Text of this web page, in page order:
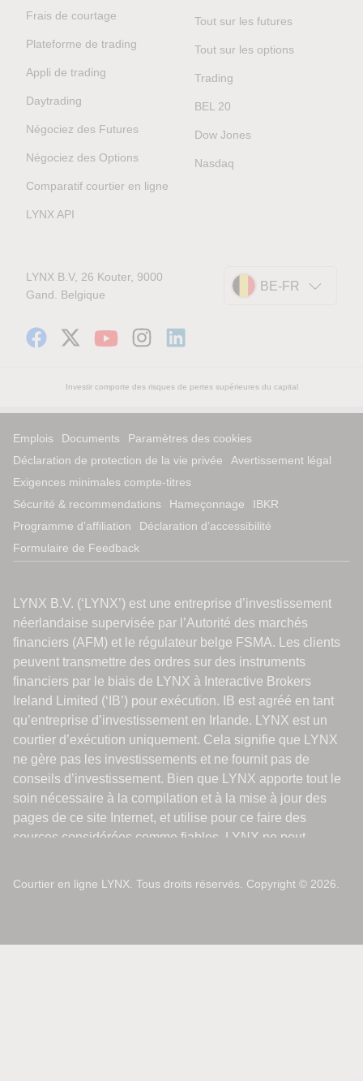
Frais de courtage
Plateforme de trading
Appli de trading
Daytrading
Négociez des Futures
Négociez des Options
Comparatif courtier en ligne
LYNX API
Tout sur les futures
Tout sur les options
Trading
BEL 20
Dow Jones
Nasdaq
LYNX B.V, 26 Kouter, 9000
Gand. Belgique
BE-FR
Investir comporte des risques de pertes supérieures du capital
Emplois Documents
Paramètres des cookies
Déclaration de protection de la vie privée
Avertissement légal
Exigences minimales compte-titres
Sécurité & recommendations
Hameçonnage
IBKR
Programme d’affiliation
Déclaration d’accessibilité
Formulaire de Feedback
Courtier en ligne LYNX. Tous droits réservés. Copyright © 2026.